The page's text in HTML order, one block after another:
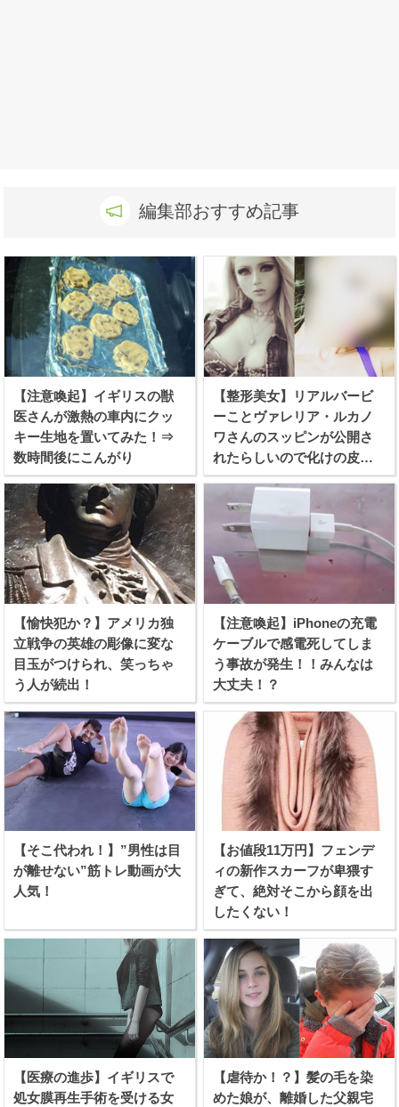
編集部おすすめ記事
【注意喚起】イギリスの獣
医さんが激熱の車内にクッ
キー生地を置いてみた！⇒
数時間後にこんがり
【整形美女】リアルバービ
ーことヴァレリア・ルカノ
ワさんのスッピンが公開さ
れたらしいので化けの皮を
剥ぐつもりで見てみたぞ！
【愉快犯か？】アメリカ独
立戦争の英雄の彫像に変な
目玉がつけられ、笑っちゃ
う人が続出！
【注意喚起】iPhoneの充電
ケーブルで感電死してしま
う事故が発生！！みんなは
大丈夫！？
【そこ代われ！】”男性は目
が離せない”筋トレ動画が大
人気！
【お値段11万円】フェンデ
ィの新作スカーフが卑猥す
ぎて、絶対そこから顔を出
したくない！
【医療の進歩】イギリスで
処女膜再生手術を受ける女
【虐待か！？】髪の毛を染
めた娘が、離婚した父親宅